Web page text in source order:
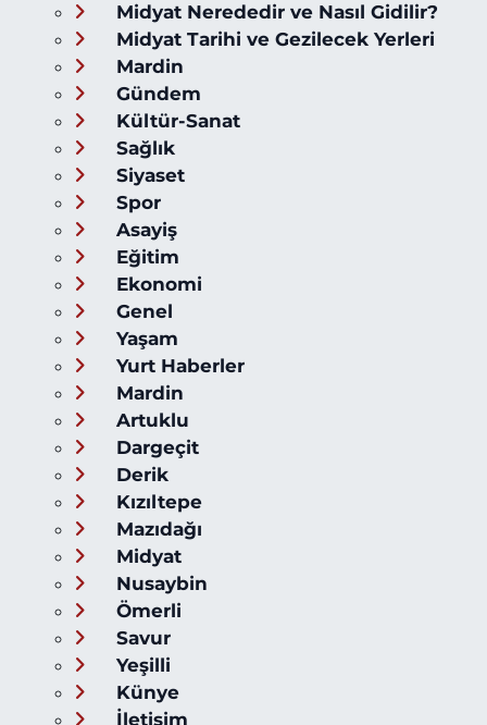
Midyat Nerededir ve Nasıl Gidilir?
Midyat Tarihi ve Gezilecek Yerleri
Mardin
Gündem
Kültür-Sanat
Sağlık
Siyaset
Spor
Asayiş
Eğitim
Ekonomi
Genel
Yaşam
Yurt Haberler
Mardin
Artuklu
Dargeçit
Derik
Kızıltepe
Mazıdağı
Midyat
Nusaybin
Ömerli
Savur
Yeşilli
Künye
İletişim